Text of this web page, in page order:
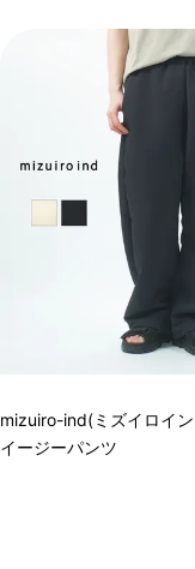
mizuiro-ind(ミズイロイ
イージーパンツ